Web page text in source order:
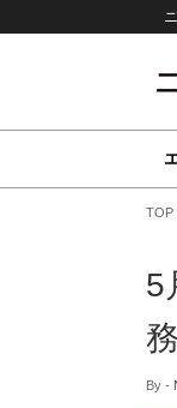
TOP
5
By -